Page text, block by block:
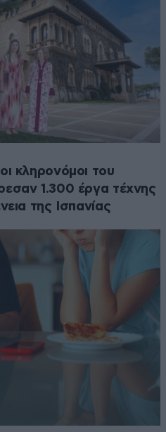
κληρονόμοι του
1.300 έργα τέχνης
της Ισπανίας